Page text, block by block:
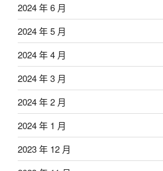
2024 年 6 月
2024 年 5 月
2024 年 4 月
2024 年 3 月
2024 年 2 月
2024 年 1 月
2023 年 12 月